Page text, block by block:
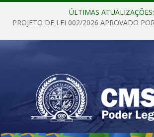
ÚLTIMAS ATUALIZAÇÕES: